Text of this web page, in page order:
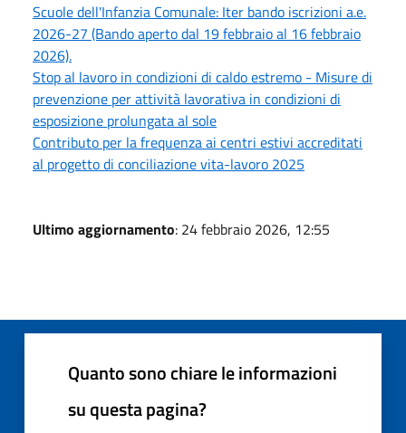
Scuole dell'Infanzia Comunale: Iter bando iscrizioni a.e.
2026-27 (Bando aperto dal 19 febbraio al 16 febbraio
2026).
Stop al lavoro in condizioni di caldo estremo - Misure di
prevenzione per attività lavorativa in condizioni di
esposizione prolungata al sole
Contributo per la frequenza ai centri estivi accreditati
al progetto di conciliazione vita-lavoro 2025
Ultimo aggiornamento: 24 febbraio 2026, 12:55
Quanto sono chiare le informazioni
su questa pagina?